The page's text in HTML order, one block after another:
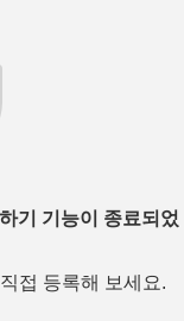
기 기능이 종료되었
접 등록해 보세요.